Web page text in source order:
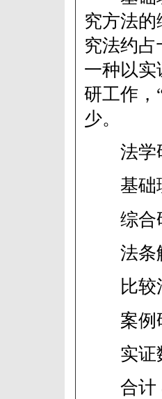
究方法
究法约
一种以
研工作，
少。
法学研
基础理
综合研
法条解
比较法
案例研
实证数
合计